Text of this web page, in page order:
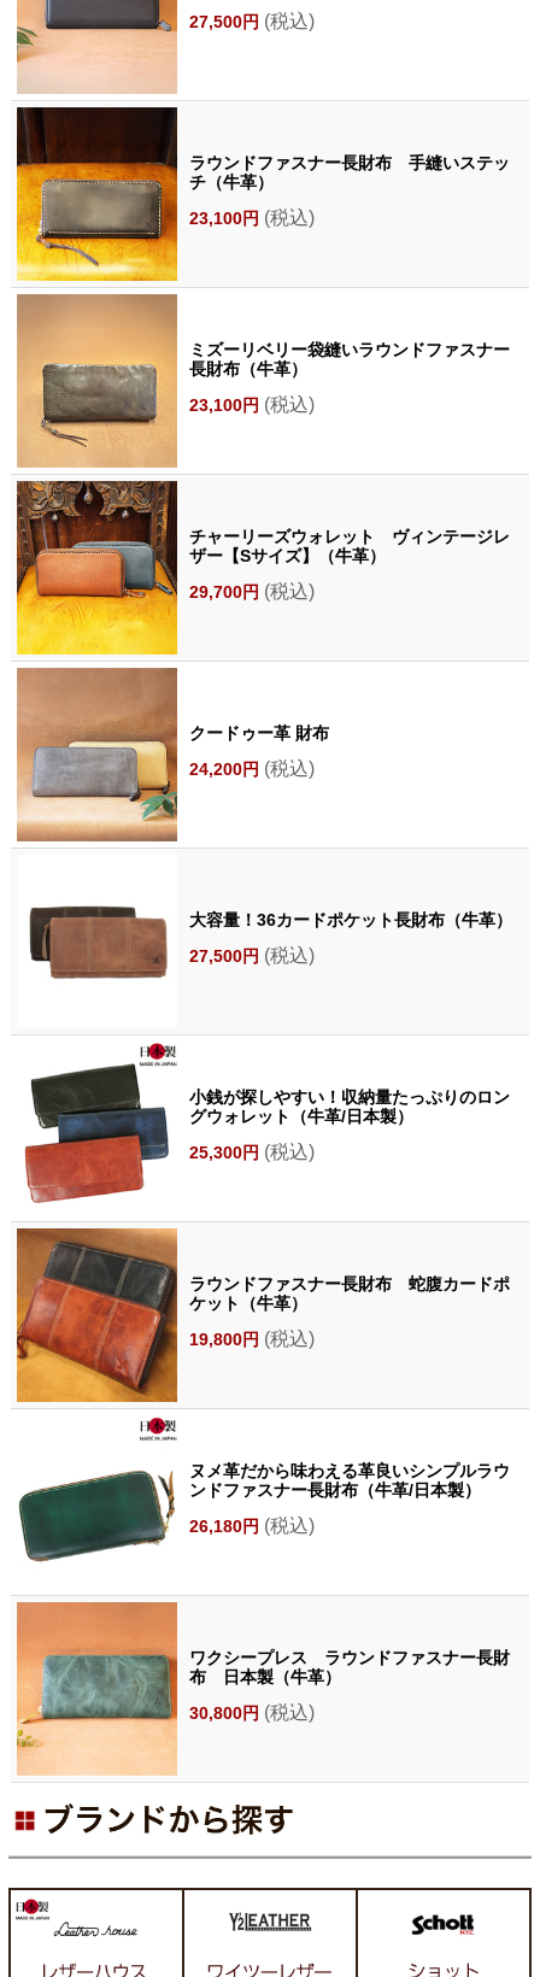
27,500円 (税込)
ラウンドファスナー長財布 手縫いステッ
チ（牛革）
23,100円 (税込)
ミズーリベリー袋縫いラウンドファスナー
長財布（牛革）
23,100円 (税込)
チャーリーズウォレット ヴィンテージレ
ザー【Sサイズ】（牛革）
29,700円 (税込)
クードゥー革 財布
24,200円 (税込)
大容量！36カードポケット長財布（牛革）
27,500円 (税込)
小銭が探しやすい！収納量たっぷりのロン
グウォレット（牛革/日本製）
25,300円 (税込)
ラウンドファスナー長財布 蛇腹カードポ
ケット（牛革）
19,800円 (税込)
ヌメ革だから味わえる革良いシンプルラウ
ンドファスナー長財布（牛革/日本製）
26,180円 (税込)
ワクシープレス ラウンドファスナー長財
布 日本製（牛革）
30,800円 (税込)